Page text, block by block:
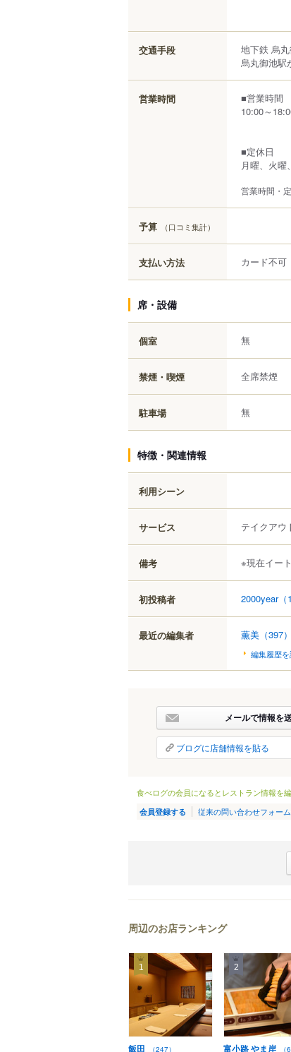
交通手段
地下鉄 烏
烏丸御池駅
営業時間
■営業時間
10:00～
■定休日
月曜、火曜
営業時間・
予算 （口コミ集計）
支払い方法 カード不可
席・設備
個室 無
禁煙・喫煙 全席禁煙
駐車場 無
特徴・関連情報
利用シーン
サービス テイクアウ
備考 ※現在イー
初投稿者 2000year（
最近の編集者 薫美 （397）
編集履歴
メールで情報を
ブログに店舗情報を貼る
食べログの会員になるとレストラン情報を
会員登録する 従来の問い合わせフォー
周辺のお店ランキング
1
飯田 （247）
2
富小路 やま岸 （